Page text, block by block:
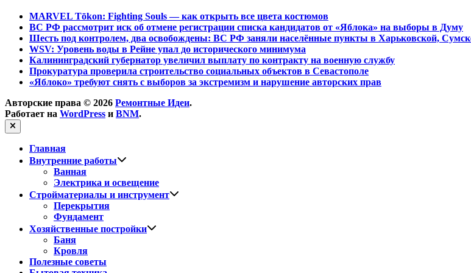
MARVEL Tōkon: Fighting Souls — как открыть все цвета костюмов
ВС РФ рассмотрит иск об отмене регистрации списка кандидатов от «Яблока» на выборы в Думу
Шесть под контролем, два освобождены: ВС РФ заняли населённые пункты в Харьковской,
WSV: Уровень воды в Рейне упал до исторического минимума
Калининградский губернатор увеличил выплату по контракту на военную службу
Прокуратура проверила строительство социальных объектов в Севастополе
«Яблоко» требуют снять с выборов за экстремизм и нарушение авторских прав
Авторские права © 2026 Ремонтные Идеи.
Работает на WordPress и BNM.
Закрыть
Главная
Внутренние работы
Ванная
Электрика и освещение
Стройматериалы и инструмент
Перекрытия
Фундамент
Хозяйственные постройки
Баня
Кровля
Полезные советы